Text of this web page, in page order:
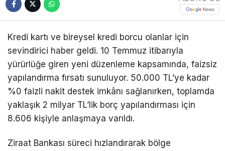
Kredi kartı ve bireysel kredi borcu olanlar için
sevindirici haber geldi. 10 Temmuz itibarıyla
yürürlüğe giren yeni düzenleme kapsamında, faizsiz
yapılandırma fırsatı sunuluyor. 50.000 TL’ye kadar
%0 faizli nakit destek imkânı sağlanırken, toplamda
yaklaşık 2 milyar TL’lik borç yapılandırması için
8.606 kişiyle anlaşmaya varıldı.
Ziraat Bankası süreci hızlandırarak bölge